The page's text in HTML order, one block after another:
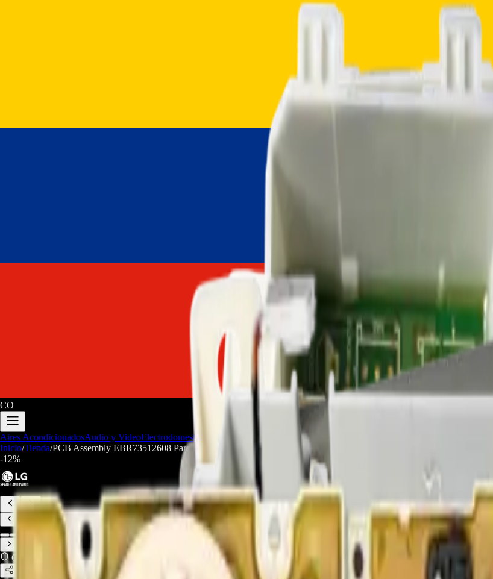
CO
Aires AcondicionadosAudio y VideoElectrodomesticos Repuestos/HerramientasSeríe Gamer
Inicio/Tienda/PCB Assembly EBR73512608 Para Lavadora LG - REP-1246
-12%
Compra Protegida